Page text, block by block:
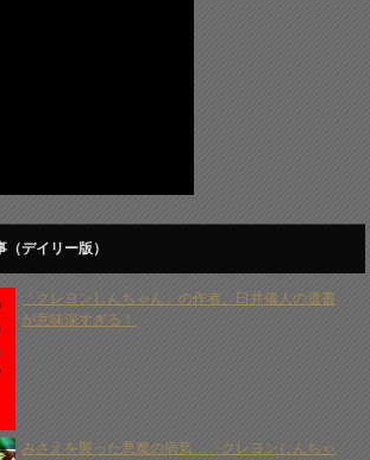
デイリー版）
「クレヨンしんちゃん」の作者、臼井儀人の遺書
が意味深すぎる！
みさえを襲った悪魔の病気…「クレヨンしんちゃ